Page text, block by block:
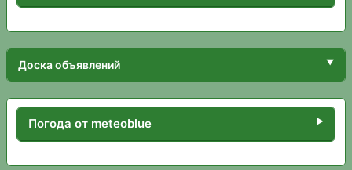
Доска объявлений
Погода от meteoblue